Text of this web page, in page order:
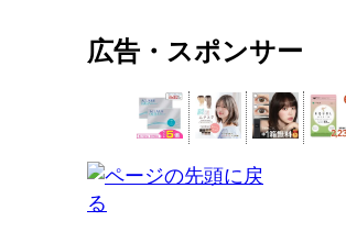
広告・スポンサー